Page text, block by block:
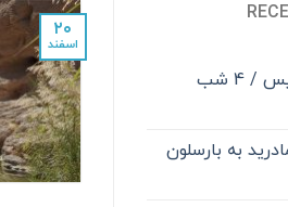
/ 4 شب
به بارسلون
۲۰
اسفند